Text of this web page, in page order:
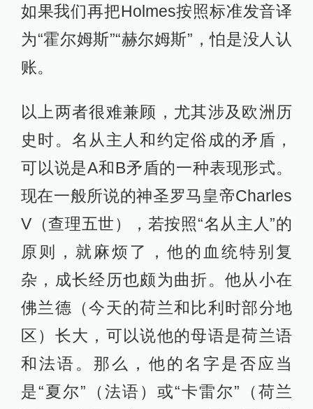
如果我们再把Holmes按照标准发音译
为“霍尔姆斯”“赫尔姆斯”，怕是没人认
账。
以上两者很难兼顾，尤其涉及欧洲历
史时。名从主人和约定俗成的矛盾，
可以说是A和B矛盾的一种表现形式。
现在一般所说的神圣罗马皇帝Charles
V（查理五世），若按照“名从主人”的
原则，就麻烦了，他的血统特别复
杂，成长经历也颇为曲折。他从小在
佛兰德（今天的荷兰和比利时部分地
区）长大，可以说他的母语是荷兰语
和法语。那么，他的名字是否应当
是“夏尔”（法语）或“卡雷尔”（荷兰